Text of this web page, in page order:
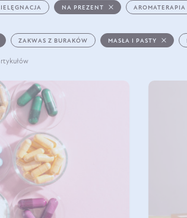
NA PREZENT AROMATERAPIA
ZAKWAS Z BURAKÓW MASŁA I PASTY